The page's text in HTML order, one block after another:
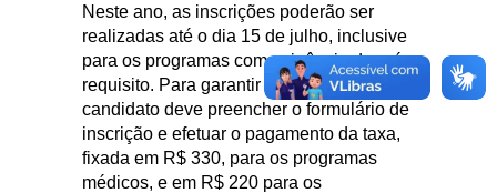
Neste ano, as inscrições poderão ser
realizadas até o dia 15 de julho, inclusive
para os programas com exigência de pré-
requisito. Para garantir a participação, o
candidato deve preencher o formulário de
inscrição e efetuar o pagamento da taxa,
fixada em R$ 330, para os programas
médicos, e em R$ 220 para os